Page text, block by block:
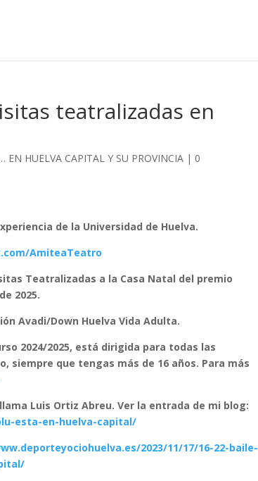
teatralizadas en
HUELVA CAPITAL Y SU PROVINCIA | 0
de la Universidad de Huelva.
AmiteaTeatro
Teatralizadas a la Casa Natal del premio
2025.
Avadi/Down Huelva Vida Adulta.
2024/2025, está dirigida para todas las
siempre que tengas más de 16 años. Para más
Luis Ortiz Abreu. Ver la entrada de mi blog:
esta-en-huelva-capital/
2023/11/17/16-22-baile-